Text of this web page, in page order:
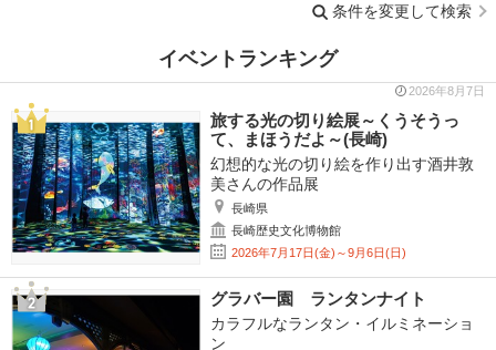
条件を変更して検索
イベントランキング
2026年8月7日
旅する光の切り絵展～くうそうっ
て、まほうだよ～(長崎)
幻想的な光の切り絵を作り出す酒井敦
美さんの作品展
長崎県
長崎歴史文化博物館
2026年7月17日(金)～9月6日(日)
グラバー園 ランタンナイト
カラフルなランタン・イルミネーショ
ン